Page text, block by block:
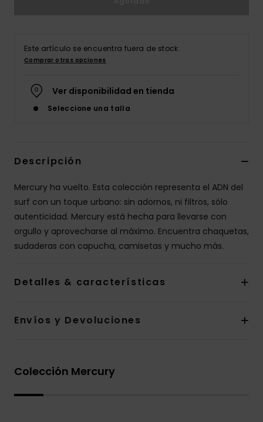
Este artículo se encuentra fuera de stock.
Comprar otras opciones
Ver disponibilidad en tienda
Seleccione una talla
Descripción
Mercury ha vuelto. Esta colección representa el ADN del
surf con un toque urbano: sin adornos, ni filtros, sólo
autenticidad. Mercury está hecha para llevarse con
orgullo y aprovecharse al máximo. Encuentra chaquetas,
sudaderas con capucha, camisetas y mucho más.
Detalles & características
Envíos y Devoluciones
Colección Mercury